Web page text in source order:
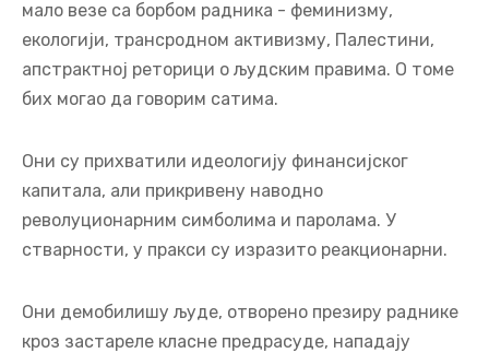
мало везе са борбом радника - феминизму,
екологији, трансродном активизму, Палестини,
апстрактној реторици о људским правима. О томе
бих могао да говорим сатима.
Они су прихватили идеологију финансијског
капитала, али прикривену наводно
револуционарним симболима и паролама. У
стварности, у пракси су изразито реакционарни.
Они демобилишу људе, отворено презиру раднике
кроз застареле класне предрасуде, нападају